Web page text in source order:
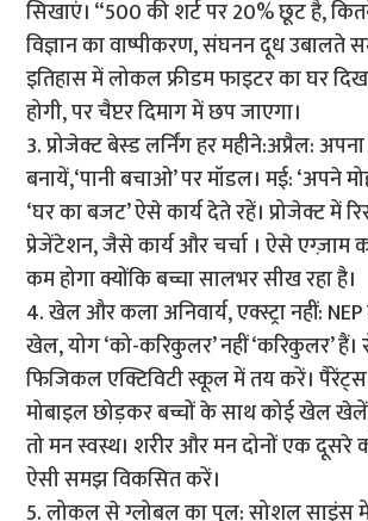
सिखाएं। “500 की शर्ट पर 20% छूट है,
विज्ञान का वाष्पीकरण, संघनन दूध उबालते
इतिहास में लोकल फ्रीडम फाइटर का घर
होगी, पर चैप्टर दिमाग में छप जाएगा।
3. प्रोजेक्ट बेस्ड लर्निंग हर महीने:अप्रैल: अपना
बनायें,‘पानी बचाओ’ पर मॉडल। मई: ‘अपने
‘घर का बजट’ ऐसे कार्य देते रहें। प्रोजेक्ट में
प्रेजेंटेशन, जैसे कार्य और चर्चा । ऐसे
कम होगा क्योंकि बच्चा सालभर सीख रहा है।
4. खेल और कला अनिवार्य, एक्स्ट्रा नहीं:
खेल, योग ‘को-करिकुलर’ नहीं ‘करिकुलर’
फिजिकल एक्टिविटी स्कूल में तय करें।
मोबाइल छोड़कर बच्चों के साथ कोई खेल
तो मन स्वस्थ। शरीर और मन दोनों एक दूसरे
ऐसी समझ विकसित करें।
5. लोकल से ग्लोबल का पुल: सोशल साइंस में